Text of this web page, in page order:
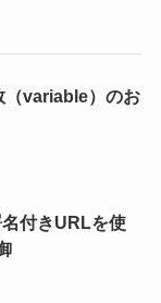
variable）のお
付きURLを使